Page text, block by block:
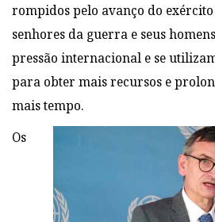
rompidos pelo avanço do
senhores da guerra e seus
pressão internacional e se
para obter mais recursos e
mais tempo.
Os